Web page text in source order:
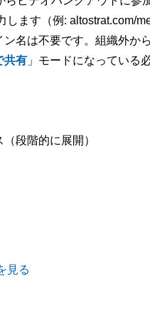
します（例: altostrat.com/
名は不要です。組織外か
共有 」モードになっている
段階的に展開）
見る